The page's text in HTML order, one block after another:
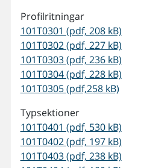
Profilritningar
101T0301 (pdf, 208 kB)
101T0302 (pdf, 227 kB)
101T0303 (pdf, 236 kB)
101T0304 (pdf, 228 kB)
101T0305 (pdf,258 kB)
Typsektioner
101T0401 (pdf, 530 kB)
101T0402 (pdf, 197 kB)
101T0403 (pdf, 238 kB)